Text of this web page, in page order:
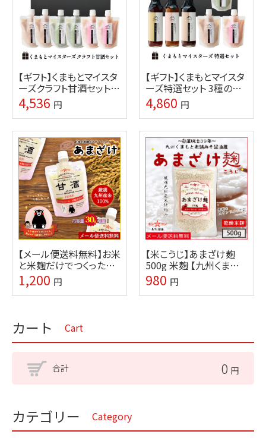
【ギフト】くまもとマイスタ
ーズクラフト甘酒セット
（苺・和光茶・抹茶味）【味
噌・しょうゆ醸造元ホシサ
ン】
4,536 円
【ギフト】くまもとマイスタ
ーズ特選セット 3種の調
味料と3種の甘酒【味噌・
しょうゆ醸造元ホシサン】
4,860 円
【メール便送料無料】お米
と米麹だけでつくった甘
酒 180g×3個セット【九
州熊本の老舗ホシサン】
1,200 円
【米こうじ】あまざけ麹
500g 米麹 【九州くまもと
の老舗味噌屋ホシサン】
980 円
カート Cart
合計 0 円
カテゴリー Category